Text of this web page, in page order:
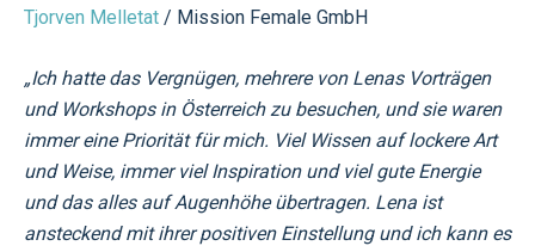
Tjorven Melletat / Mission Female GmbH
„Ich hatte das Vergnügen, mehrere von Lenas Vorträgen
und Workshops in Österreich zu besuchen, und sie waren
immer eine Priorität für mich. Viel Wissen auf lockere Art
und Weise, immer viel Inspiration und viel gute Energie
und das alles auf Augenhöhe übertragen. Lena ist
ansteckend mit ihrer positiven Einstellung und ich kann es